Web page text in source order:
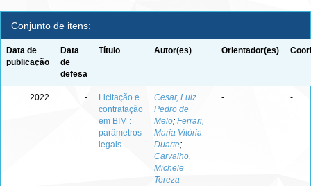
Conjunto de itens:
Data de
publicação
Data
de
defesa
Título Autor(es) Orientador(es)
2022 -
Licitação e
contratação
em BIM :
parâmetros
legais
Cesar, Luiz
Pedro de
Melo; Ferrari,
Maria Vitória
Duarte;
Carvalho,
Michele
Tereza
- -